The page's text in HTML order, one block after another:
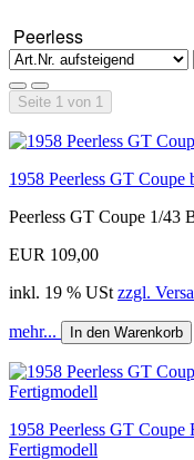
Peerless
Seite 1 von 1
1958 Peerless GT Coupe
Peerless GT Coupe 1/43
EUR 109,00
inkl. 19 % USt zzgl.
mehr... In den Warenkorb
1958 Peerless GT
Fertigmodell